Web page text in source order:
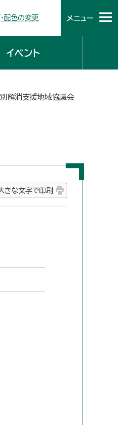
配色の変更 メニュー
イベント
解消支援地域協議会
きな文字で印刷